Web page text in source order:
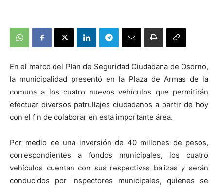
En el marco del Plan de Seguridad Ciudadana de Osorno,
la municipalidad presentó en la Plaza de Armas de la
comuna a los cuatro nuevos vehículos que permitirán
efectuar diversos patrullajes ciudadanos a partir de hoy
con el fin de colaborar en esta importante área.
Por medio de una inversión de 40 millones de pesos,
correspondientes a fondos municipales, los cuatro
vehículos cuentan con sus respectivas balizas y serán
conducidos por inspectores municipales, quienes se